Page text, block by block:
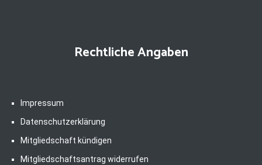
Rechtliche Angaben
Impressum
Datenschutzerklärung
Mitgliedschaft kündigen
Mitgliedschaftsantrag widerrufen